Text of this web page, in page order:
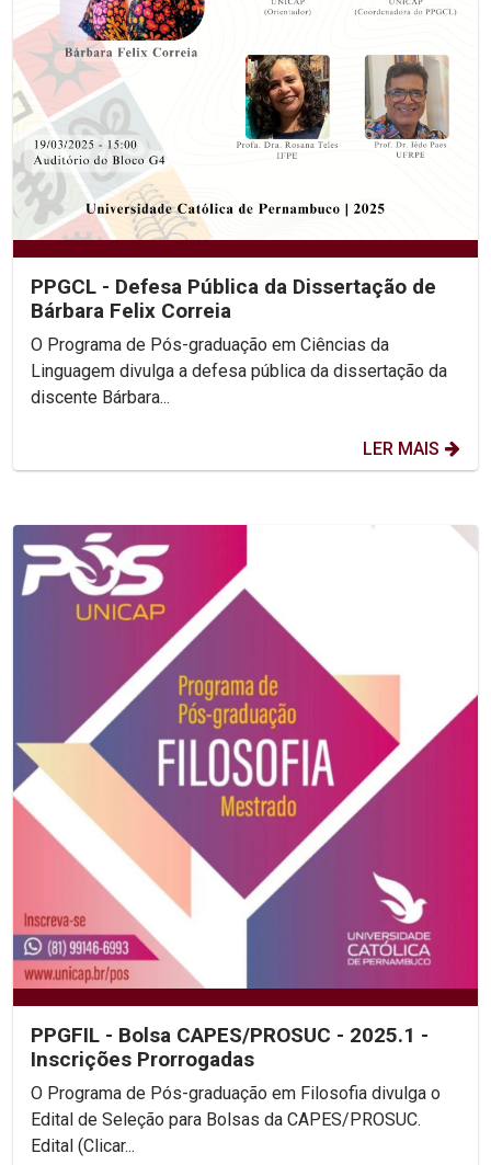
PPGCL - Defesa Pública da Dissertação de
Bárbara Felix Correia
O Programa de Pós-graduação em Ciências da
Linguagem divulga a defesa pública da dissertação da
discente Bárbara...
LER MAIS
PPGFIL - Bolsa CAPES/PROSUC - 2025.1 -
Inscrições Prorrogadas
O Programa de Pós-graduação em Filosofia divulga o
Edital de Seleção para Bolsas da CAPES/PROSUC.
Edital (Clicar...